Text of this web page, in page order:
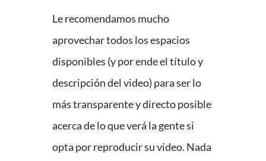
Le recomendamos mucho
aprovechar todos los espacios
disponibles (y por ende el título y
descripción del video) para ser lo
más transparente y directo posible
acerca de lo que verá la gente si
opta por reproducir su video. Nada